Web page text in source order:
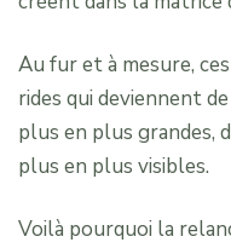
Au fur et à mesure,
rides qui deviennent
plus en plus grandes,
plus en plus visibles.
Voilà pourquoi la